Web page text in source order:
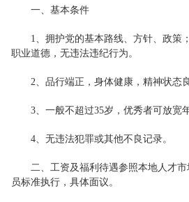
一、基本条件
1、拥护党的基本路线、方针、政策
职业道德，无违法违纪行为。
2、品行端正，身体健康，精神状态
3、一般不超过35岁，优秀者可放宽
4、无违法犯罪或其他不良记录。
二、工资及福利待遇参照本地人才
员标准执行，具体面议。